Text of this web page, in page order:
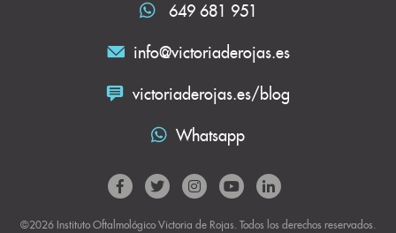
649 681 951
info@victoriaderojas.es
victoriaderojas.es/blog
Whatsapp
©2026 Instituto Oftalmológico Victoria de Rojas. Todos los derechos reservados.